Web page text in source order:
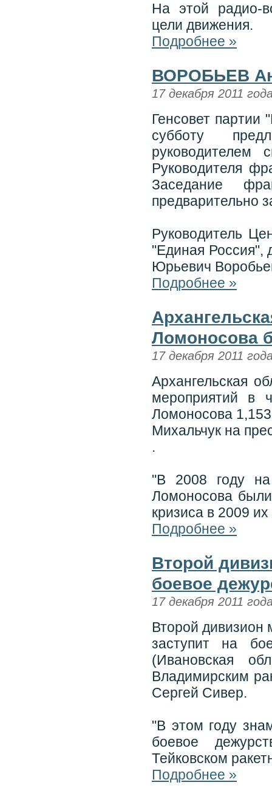
На этой радио-
цели движения.
Подробнее »
ВОРОБЬЕВ
17 декабря 2011
Генсовет
субботу
руководителем
Руководителя
Заседание
предварительно
Руководитель
"Единая Россия",
Юрьевич
Подробнее »
Ломоносова
17 декабря 2011
Архангельская
мероприятий в
Ломоносова
Михальчук на
.
"В 2008 году
Ломоносова
кризиса в 2009
Подробнее »
Второй
боевое
17 декабря 2011
Второй дивизион
заступит на
(Ивановская
Владимирским
Сергей Сивер.
"В этом году
боевое
Тейковском
Подробнее »